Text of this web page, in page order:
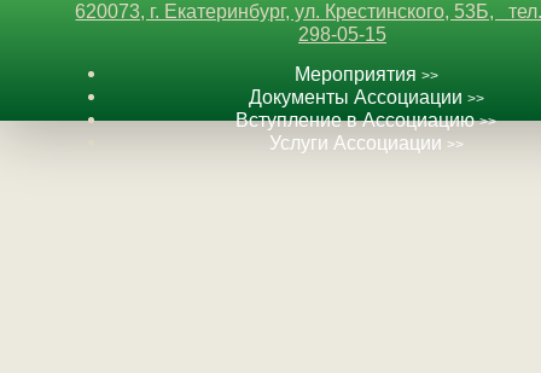
620073, г. Екатеринбург, ул. Крестинского, 53Б,
298-05-15
Мероприятия >>
Документы Ассоциации >>
Вступление в Ассоциацию>>
Услуги Ассоциации >>